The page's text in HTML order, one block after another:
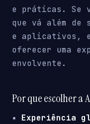
e práticas. Se
que vá além
e aplicativos,
oferecer uma
envolvente.
Por que escolher a
Experiência